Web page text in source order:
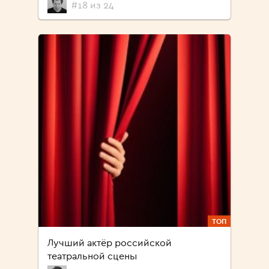
#18 из 24
ТОП
Лучший актёр российской
театральной сцены